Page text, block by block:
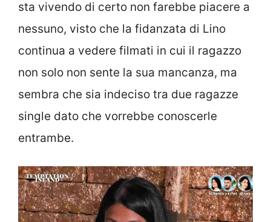
sta vivendo di certo non farebbe piacere a
nessuno, visto che la fidanzata di Lino
continua a vedere filmati in cui il ragazzo
non solo non sente la sua mancanza, ma
sembra che sia indeciso tra due ragazze
single dato che vorrebbe conoscerle
entrambe.